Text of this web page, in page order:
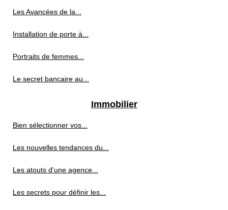
Les Avancées de la...
Installation de porte à...
Portraits de femmes...
Le secret bancaire au...
Immobilier
Bien sélectionner vos...
Les nouvelles tendances du...
Les atouts d'une agence...
Les secrets pour définir les...